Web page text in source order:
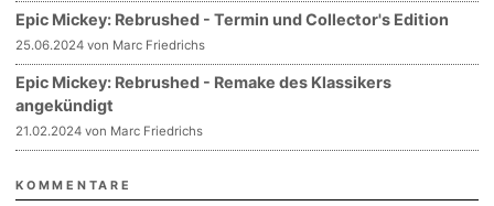
Epic Mickey: Rebrushed - Termin und Collector's Edition
25.06.2024 von Marc Friedrichs
Epic Mickey: Rebrushed - Remake des Klassikers
angekündigt
21.02.2024 von Marc Friedrichs
KOMMENTARE